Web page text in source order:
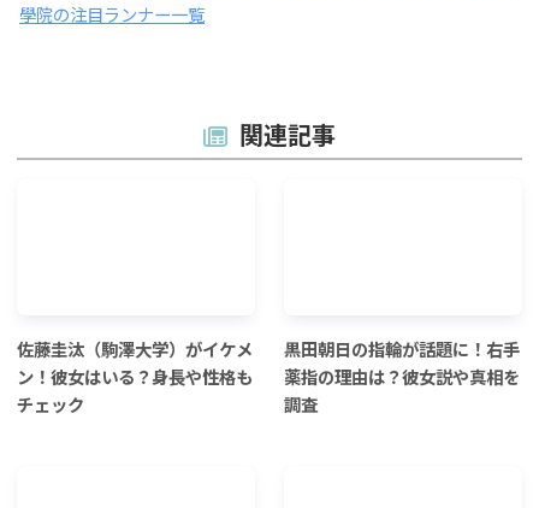
學院の注目ランナー一覧
関連記事
佐藤圭汰（駒澤大学）がイケメ
ン！彼女はいる？身長や性格も
チェック
黒田朝日の指輪が話題に！右手
薬指の理由は？彼女説や真相を
調査